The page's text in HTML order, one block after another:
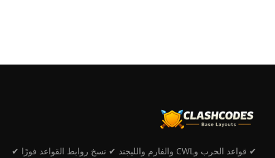
✔ قواعد الحرب وCWL والفارم والليجند ✔ نسخ روابط القواعد فورًا ✔